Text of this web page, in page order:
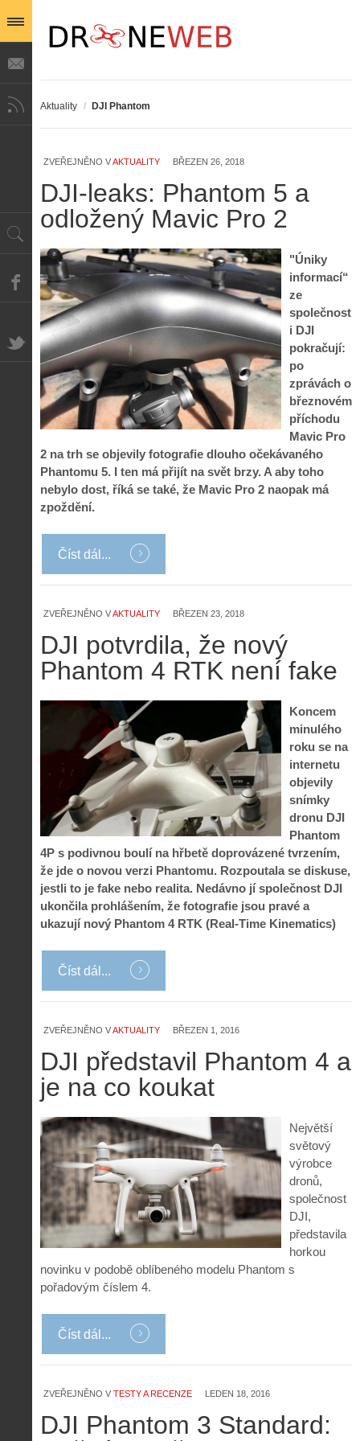
Aktuality / DJI Phantom
ZVEŘEJNĚNO VAKTUALITY BŘEZEN 26, 2018
DJI-leaks: Phantom 5 a
odložený Mavic Pro 2
"Úniky
informací“
ze
společnost
i DJI
pokračují:
po
zprávách o
březnovém
příchodu
Mavic Pro
2 na trh se objevily fotografie dlouho očekávaného
Phantomu 5. I ten má přijít na svět brzy. A aby toho
nebylo dost, říká se také, že Mavic Pro 2 naopak má
zpoždění.
Číst dál...
ZVEŘEJNĚNO VAKTUALITY BŘEZEN 23, 2018
DJI potvrdila, že nový
Phantom 4 RTK není fake
Koncem
minulého
roku se na
internetu
objevily
snímky
dronu DJI
Phantom
4P s podivnou boulí na hřbetě doprovázené tvrzením,
že jde o novou verzi Phantomu. Rozpoutala se diskuse,
jestli to je fake nebo realita. Nedávno jí společnost DJI
ukončila prohlášením, že fotografie jsou pravé a
ukazují nový Phantom 4 RTK (Real-Time Kinematics)
Číst dál...
ZVEŘEJNĚNO VAKTUALITY BŘEZEN 1, 2016
DJI představil Phantom 4 a
je na co koukat
Největší
světový
výrobce
dronů,
společnost
DJI,
představila
horkou
novinku v podobě oblíbeného modelu Phantom s
pořadovým číslem 4.
Číst dál...
ZVEŘEJNĚNO V TESTY A RECENZE LEDEN 18, 2016
DJI Phantom 3 Standard:
o
i
S